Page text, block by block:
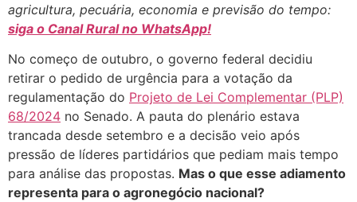
agricultura, pecuária, economia e previsão do tempo:
siga o Canal Rural no WhatsApp!
No começo de outubro, o governo federal decidiu
retirar o pedido de urgência para a votação da
regulamentação do Projeto de Lei Complementar (PLP)
68/2024 no Senado. A pauta do plenário estava
trancada desde setembro e a decisão veio após
pressão de líderes partidários que pediam mais tempo
para análise das propostas. Mas o que esse adiamento
representa para o agronegócio nacional?